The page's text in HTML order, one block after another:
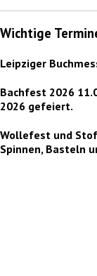
Wichtige
Leipziger
Bachfest 2026
2026 gefeiert.
Wollefest und
Spinnen, Basteln